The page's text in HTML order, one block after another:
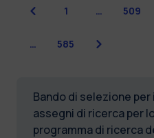
Precedente
1 … 509
… 585 Successiva
Bando di selezione
assegni di ricerca per
programma di ricerca